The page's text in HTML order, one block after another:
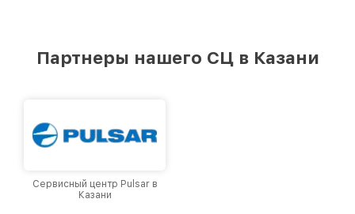
Партнеры нашего СЦ в Казани
Сервисный центр Pulsar в
Казани